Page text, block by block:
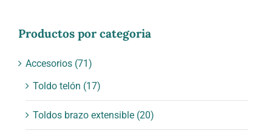
Productos por categoria
Accesorios (71)
Toldo telón (17)
Toldos brazo extensible (20)